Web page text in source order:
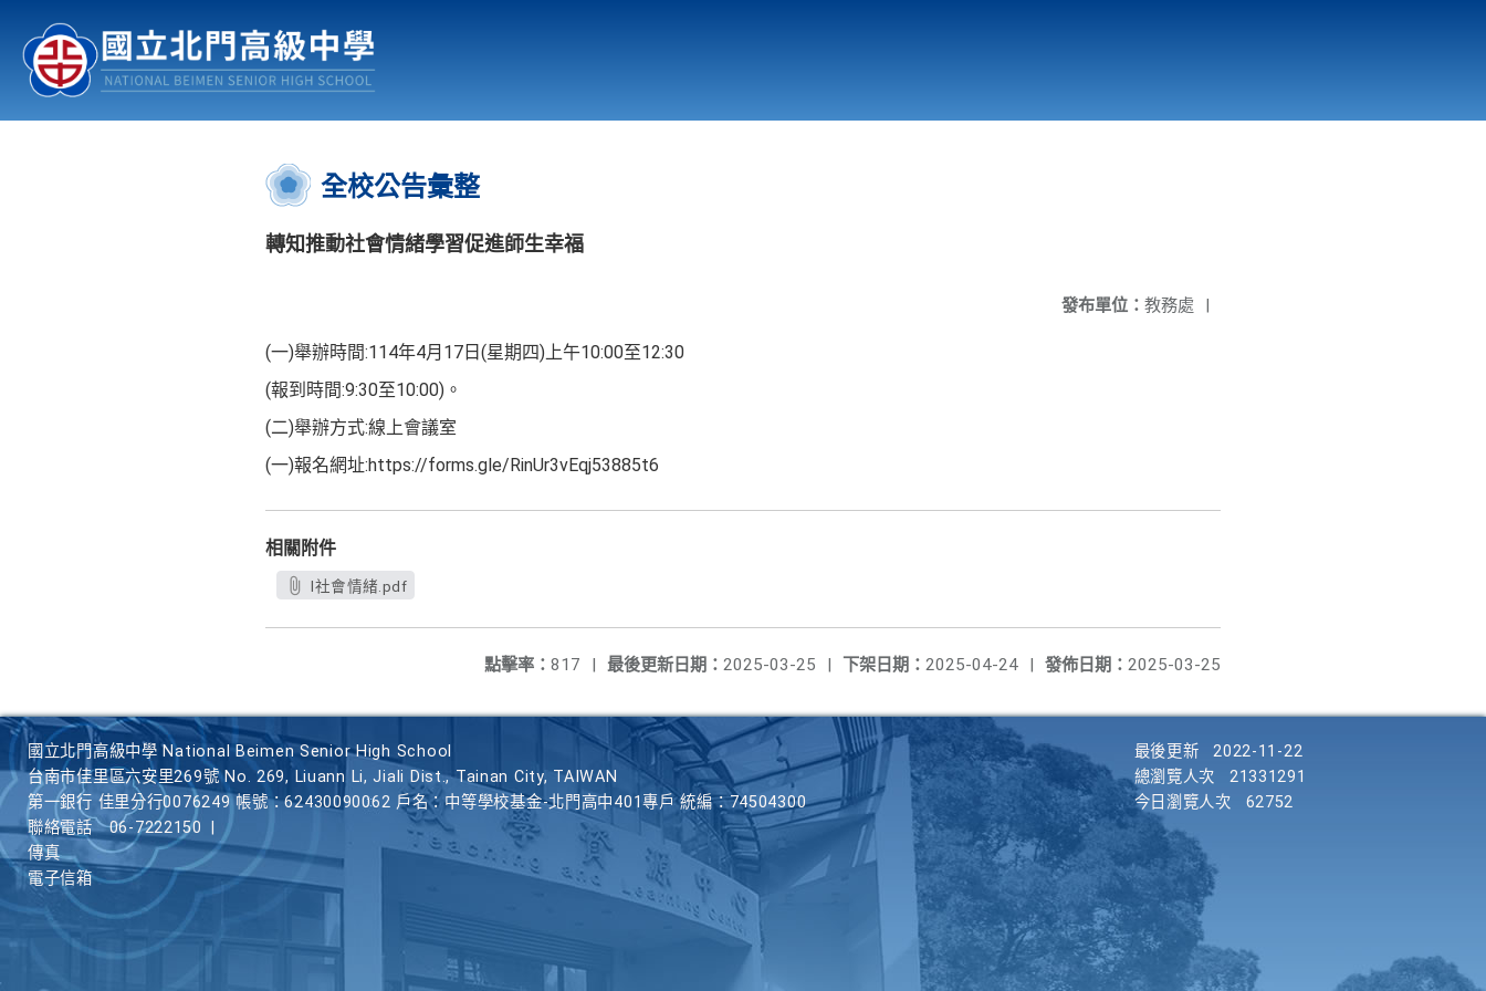
認識北中 行事曆
:::
全校公告彙整
轉知推動社會情緒學習促進師生幸福
發布單位： 教務處 |
(一)舉辦時間:114年4月17日(星期四)上午10:00至12:30
(報到時間:9:30至10:00)。
(二)舉辦方式:線上會議室
(一)報名網址:https://forms.gle/RinUr3vEqj53885t6
相關附件
l社會情緒.pdf
發佈日期： 2025-03-25
下架日期： 2025-04-24 |
最後更新日期： 2025-03-25 |
點擊率： 817 |
國立北門高級中學 National Beimen Senior High School
台南市佳里區六安里269號 No. 269, Liuann Li, Jiali Dist., Tainan City, TAIWAN
第一銀行 佳里分行0076249 帳號：62430090062 戶名：中等學校基金-北門高中401專戶 統編：74504300
聯絡電話
06-7222150
傳真
電子信箱
最後更新
2022-11-22
總瀏覽人次
21331291
今日瀏覽人次
62752